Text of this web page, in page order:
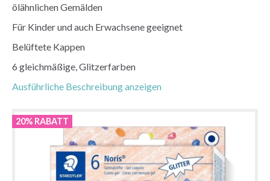
ölähnlichen Gemälden
Für Kinder und auch Erwachsene geeignet
Belüftete Kappen
6 gleichmäßige, Glitzerfarben
Ausführliche Beschreibung anzeigen
20% RABATT